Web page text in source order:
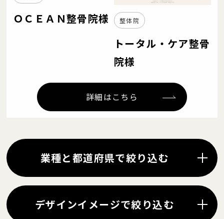
ＯＣＥＡＮ整骨院様 整体院
トータル・ケア整骨
院様
詳細はこちら
業種と都道府県で絞り込む
デザインイメージで絞り込む